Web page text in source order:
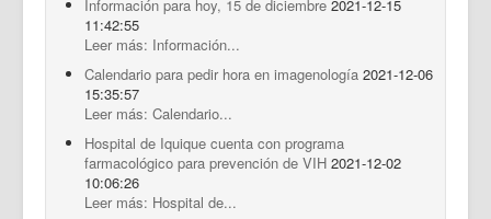
Información para hoy, 15 de diciembre 2021-12-15
11:42:55
Leer más: Información...
Calendario para pedir hora en imagenología 2021-12-06
15:35:57
Leer más: Calendario...
Hospital de Iquique cuenta con programa
farmacológico para prevención de VIH 2021-12-02
10:06:26
Leer más: Hospital de...